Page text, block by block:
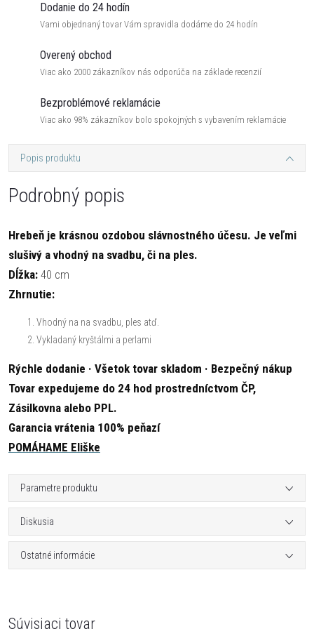
Dodanie do 24 hodín
Vami objednaný tovar Vám spravidla dodáme do 24 hodín
Overený obchod
Viac ako 2000 zákazníkov nás odporúča na základe recenzií
Bezproblémové reklamácie
Viac ako 98% zákazníkov bolo spokojných s vybavením reklamácie
Popis produktu
Podrobný popis
Hrebeň je krásnou ozdobou slávnostného účesu. Je veľmi
slušivý a vhodný na svadbu, či na ples.
Dĺžka: 40 cm
Zhrnutie:
Vhodný na na svadbu, ples atď.
Vykladaný kryštálmi a perlami
Rýchle dodanie · Všetok tovar skladom · Bezpečný nákup
Tovar expedujeme do 24 hod prostredníctvom ČP,
Zásilkovna alebo PPL.
Garancia vrátenia 100% peňazí
POMÁHAME Eliške
Parametre produktu
Diskusia
Ostatné informácie
Súvisiaci tovar